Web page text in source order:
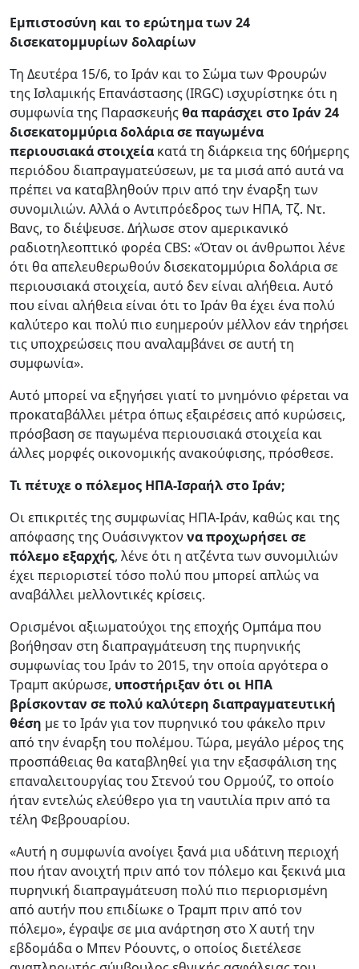
Εμπιστοσύνη και το ερώτημα των 24
δισεκατομμυρίων δολαρίων
Τη Δευτέρα 15/6, το Ιράν και το Σώμα των Φρουρών
της Ισλαμικής Επανάστασης (IRGC) ισχυρίστηκε ότι η
συμφωνία της Παρασκευήςθα παράσχει στο Ιράν 24
δισεκατομμύρια δολάρια σε παγωμένα
περιουσιακά στοιχεία κατά τη διάρκεια της 60ήμερης
περιόδου διαπραγματεύσεων, με τα μισά από αυτά να
πρέπει να καταβληθούν πριν από την έναρξη των
συνομιλιών. Αλλά ο Αντιπρόεδρος των ΗΠΑ, Τζ. Ντ.
Βανς, το διέψευσε. Δήλωσε στον αμερικανικό
ραδιοτηλεοπτικό φορέα CBS: «Όταν οι άνθρωποι λένε
ότι θα απελευθερωθούν δισεκατομμύρια δολάρια σε
περιουσιακά στοιχεία, αυτό δεν είναι αλήθεια. Αυτό
που είναι αλήθεια είναι ότι το Ιράν θα έχει ένα πολύ
καλύτερο και πολύ πιο ευημερούν μέλλον εάν τηρήσει
τις υποχρεώσεις που αναλαμβάνει σε αυτή τη
συμφωνία».
Αυτό μπορεί να εξηγήσει γιατί το μνημόνιο φέρεται να
προκαταβάλλει μέτρα όπως εξαιρέσεις από κυρώσεις,
πρόσβαση σε παγωμένα περιουσιακά στοιχεία και
άλλες μορφές οικονομικής ανακούφισης, πρόσθεσε.
Τι πέτυχε ο πόλεμος ΗΠΑ-Ισραήλ στο Ιράν;
Οι επικριτές της συμφωνίας ΗΠΑ-Ιράν, καθώς και της
απόφασης της Ουάσινγκτον να προχωρήσει σε
πόλεμο εξαρχής, λένε ότι η ατζέντα των συνομιλιών
έχει περιοριστεί τόσο πολύ που μπορεί απλώς να
αναβάλλει μελλοντικές κρίσεις.
Ορισμένοι αξιωματούχοι της εποχής Ομπάμα που
βοήθησαν στη διαπραγμάτευση της πυρηνικής
συμφωνίας του Ιράν το 2015, την οποία αργότερα ο
Τραμπ ακύρωσε, υποστήριξαν ότι οι ΗΠΑ
βρίσκονταν σε πολύ καλύτερη διαπραγματευτική
θέση με το Ιράν για τον πυρηνικό του φάκελο πριν
από την έναρξη του πολέμου. Τώρα, μεγάλο μέρος της
προσπάθειας θα καταβληθεί για την εξασφάλιση της
επαναλειτουργίας του Στενού του Ορμούζ, το οποίο
ήταν εντελώς ελεύθερο για τη ναυτιλία πριν από τα
τέλη Φεβρουαρίου.
«Αυτή η συμφωνία ανοίγει ξανά μια υδάτινη περιοχή
που ήταν ανοιχτή πριν από τον πόλεμο και ξεκινά μια
πυρηνική διαπραγμάτευση πολύ πιο περιορισμένη
από αυτήν που επιδίωκε ο Τραμπ πριν από τον
πόλεμο», έγραψε σε μια ανάρτηση στο X αυτή την
εβδομάδα ο Μπεν Ρόουντς, ο οποίος διετέλεσε